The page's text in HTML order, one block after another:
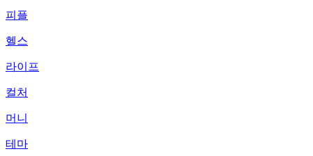
피플
헬스
라이프
컬처
머니
테마